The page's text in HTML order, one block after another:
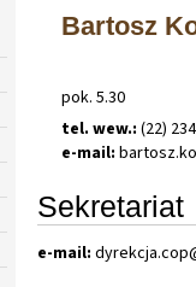
Bartosz
pok. 5.30
tel. wew.: (22)
e-mail: bartosz.
Sekretariat
e-mail: dyrekcja.